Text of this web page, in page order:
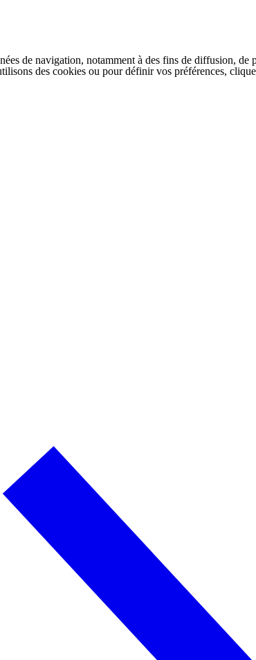
de navigation, notamment à des fins de diffusion, de
des cookies ou pour définir vos préférences,